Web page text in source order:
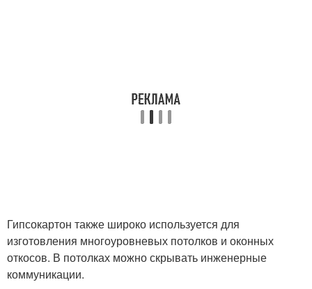
Гипсокартон также широко используется для
изготовления многоуровневых потолков и оконных
откосов. В потолках можно скрывать инженерные
коммуникации.